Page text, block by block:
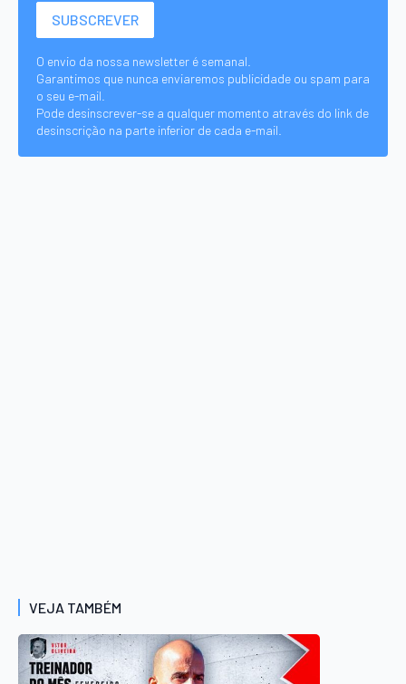
O envio da nossa newsletter é semanal.
Garantimos que nunca enviaremos publicidade ou spam para
o seu e-mail.
Pode desinscrever-se a qualquer momento através do link de
desinscrição na parte inferior de cada e-mail.
VEJA TAMBÉM